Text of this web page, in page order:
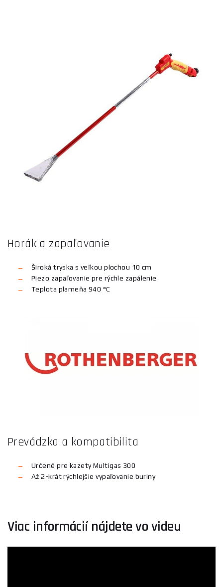
Horák a zapaľovanie
Široká tryska s veľkou plochou 10 cm
Piezo zapaľovanie pre rýchle zapálenie
Teplota plameňa 940 °C
Prevádzka a kompatibilita
Určené pre kazety Multigas 300
Až 2-krát rýchlejšie vypaľovanie buriny
Viac informácií nájdete vo videu